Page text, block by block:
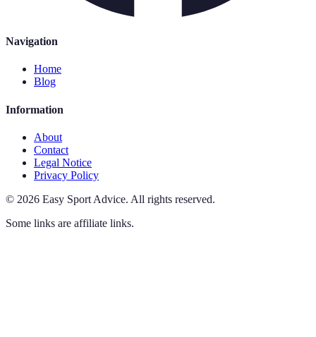
Navigation
Home
Blog
Information
About
Contact
Legal Notice
Privacy Policy
© 2026 Easy Sport Advice. All rights reserved.
Some links are affiliate links.